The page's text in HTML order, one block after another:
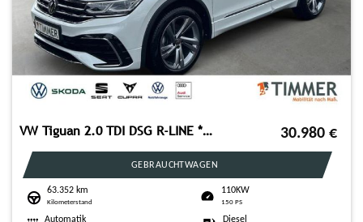
VW Tiguan 2.0 TDI DSG R-LINE *AHK *360° *IQ.LIGHT * 30.980 €
GEBRAUCHTWAGEN
63.352 km
Kilometerstand
110KW
150 PS
Automatik Diesel